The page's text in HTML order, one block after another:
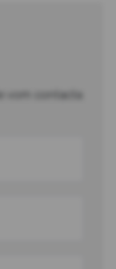
vom contacta